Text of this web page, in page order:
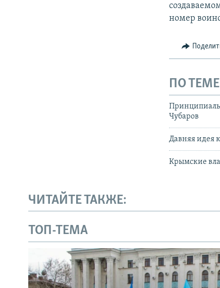
номер
ПО ТЕМЕ
Чубаров
Давняя идея
Крымские
ЧИТАЙТЕ ТАКЖЕ:
ТОП-ТЕМА